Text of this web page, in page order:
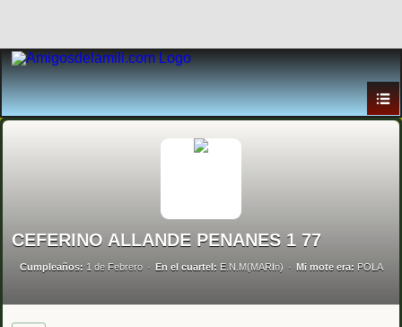
CEFERINO ALLANDE PENANES 1 77
Cumpleaños: 1 de Febrero En el cuartel: E.N.M(MARIn) Mi mote era: POLA